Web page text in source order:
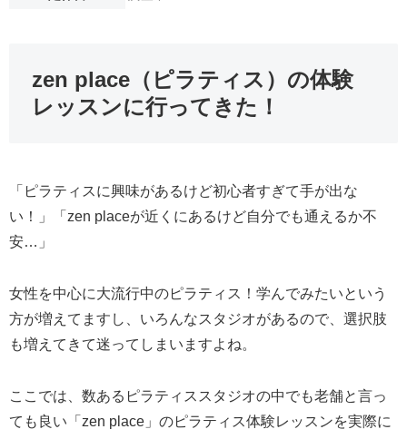
zen place（ピラティス）の体験
レッスンに行ってきた！
「ピラティスに興味があるけど初心者すぎて手が出な
い！」「zen placeが近くにあるけど自分でも通えるか不
安…」
女性を中心に大流行中のピラティス！学んでみたいという
方が増えてますし、いろんなスタジオがあるので、選択肢
も増えてきて迷ってしまいますよね。
ここでは、数あるピラティススタジオの中でも老舗と言っ
ても良い「zen place」のピラティス体験レッスンを実際に